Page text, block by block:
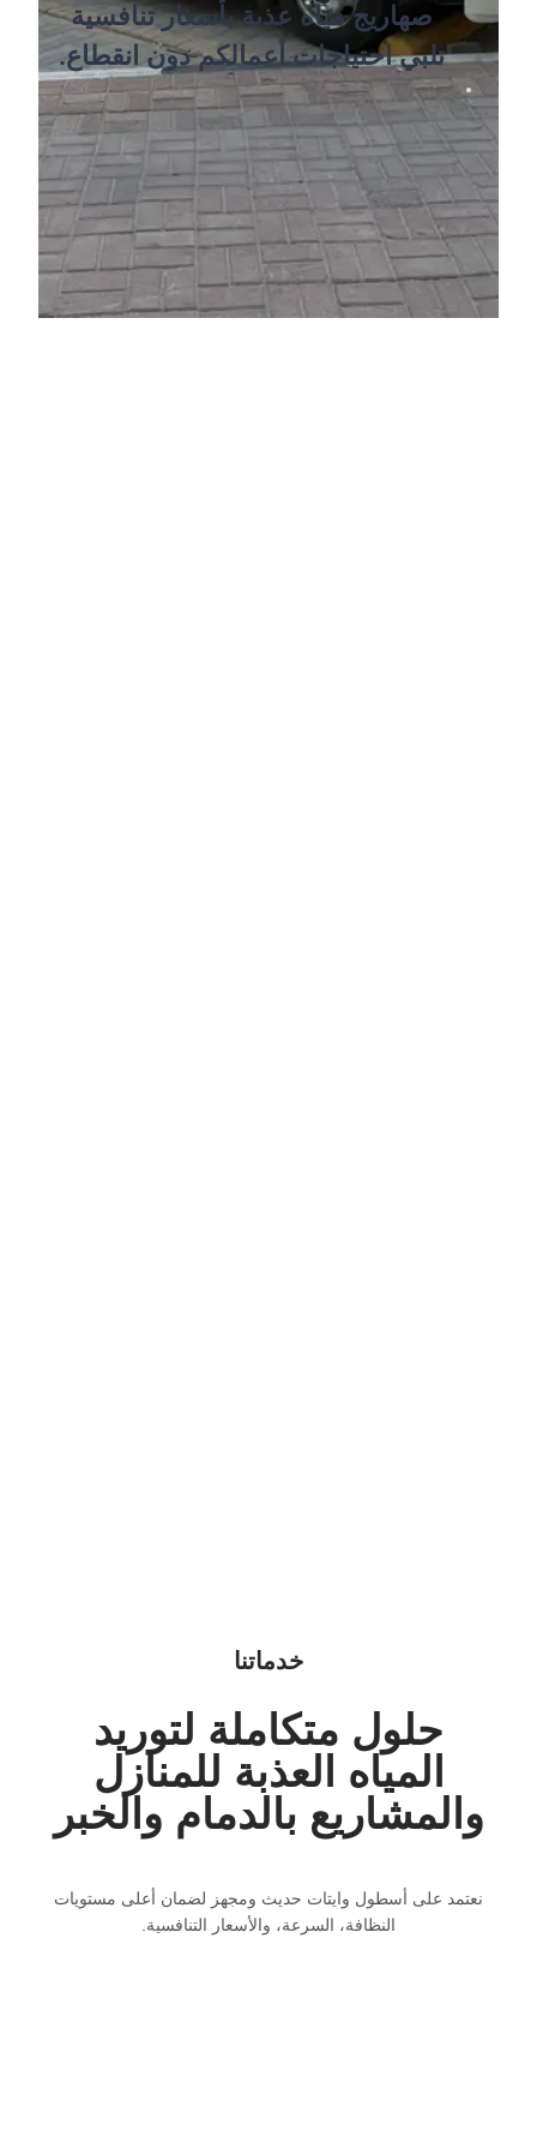
صهاريج مياه عذبة بأسعار تنافسية
تلبي احتياجات أعمالكم دون انقطاع.
خدماتنا
حلول متكاملة لتوريد
المياه العذبة للمنازل
والمشاريع بالدمام والخبر
نعتمد على أسطول وايتات حديث ومجهز لضمان أعلى مستويات
النظافة، السرعة، والأسعار التنافسية.